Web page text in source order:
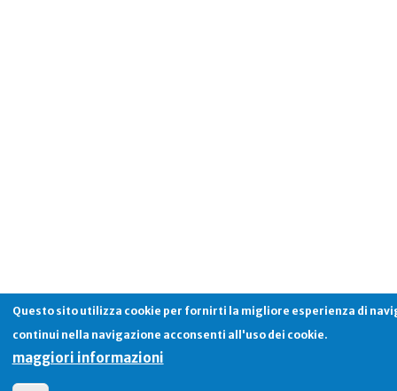
Questo sito utilizza cookie per fornirti la migliore esperienza di
continui nella navigazione acconsenti all'uso dei cookie.
maggiori informazioni